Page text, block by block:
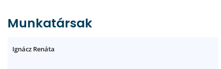
Munkatársak
Ignácz Renáta